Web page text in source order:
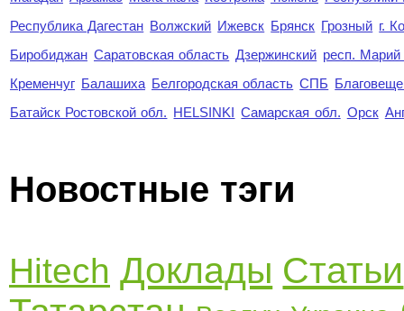
Республика Дагестан Волжский Ижевск Брянск Грозный г.
Биробиджан Саратовская область Дзержинский респ.
Кременчуг Балашиха Белгородская область СПБ
Батайск Ростовской обл. HELSINKI Самарская обл. Орск
Новостные тэги
Hitech Доклады Статьи